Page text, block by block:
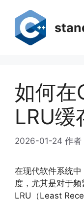
如何
LRU缓
2026-01-24 作者
在现代软件系统
度，尤其是对于频
LRU（Least